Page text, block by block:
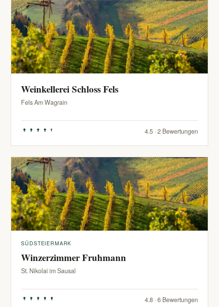
Weinkellerei Schloss Fels
Fels Am Wagrain
4.5 · 2 Bewertungen
SÜDSTEIERMARK
Winzerzimmer Fruhmann
St. Nikolai im Sausal
4.8 · 6 Bewertungen